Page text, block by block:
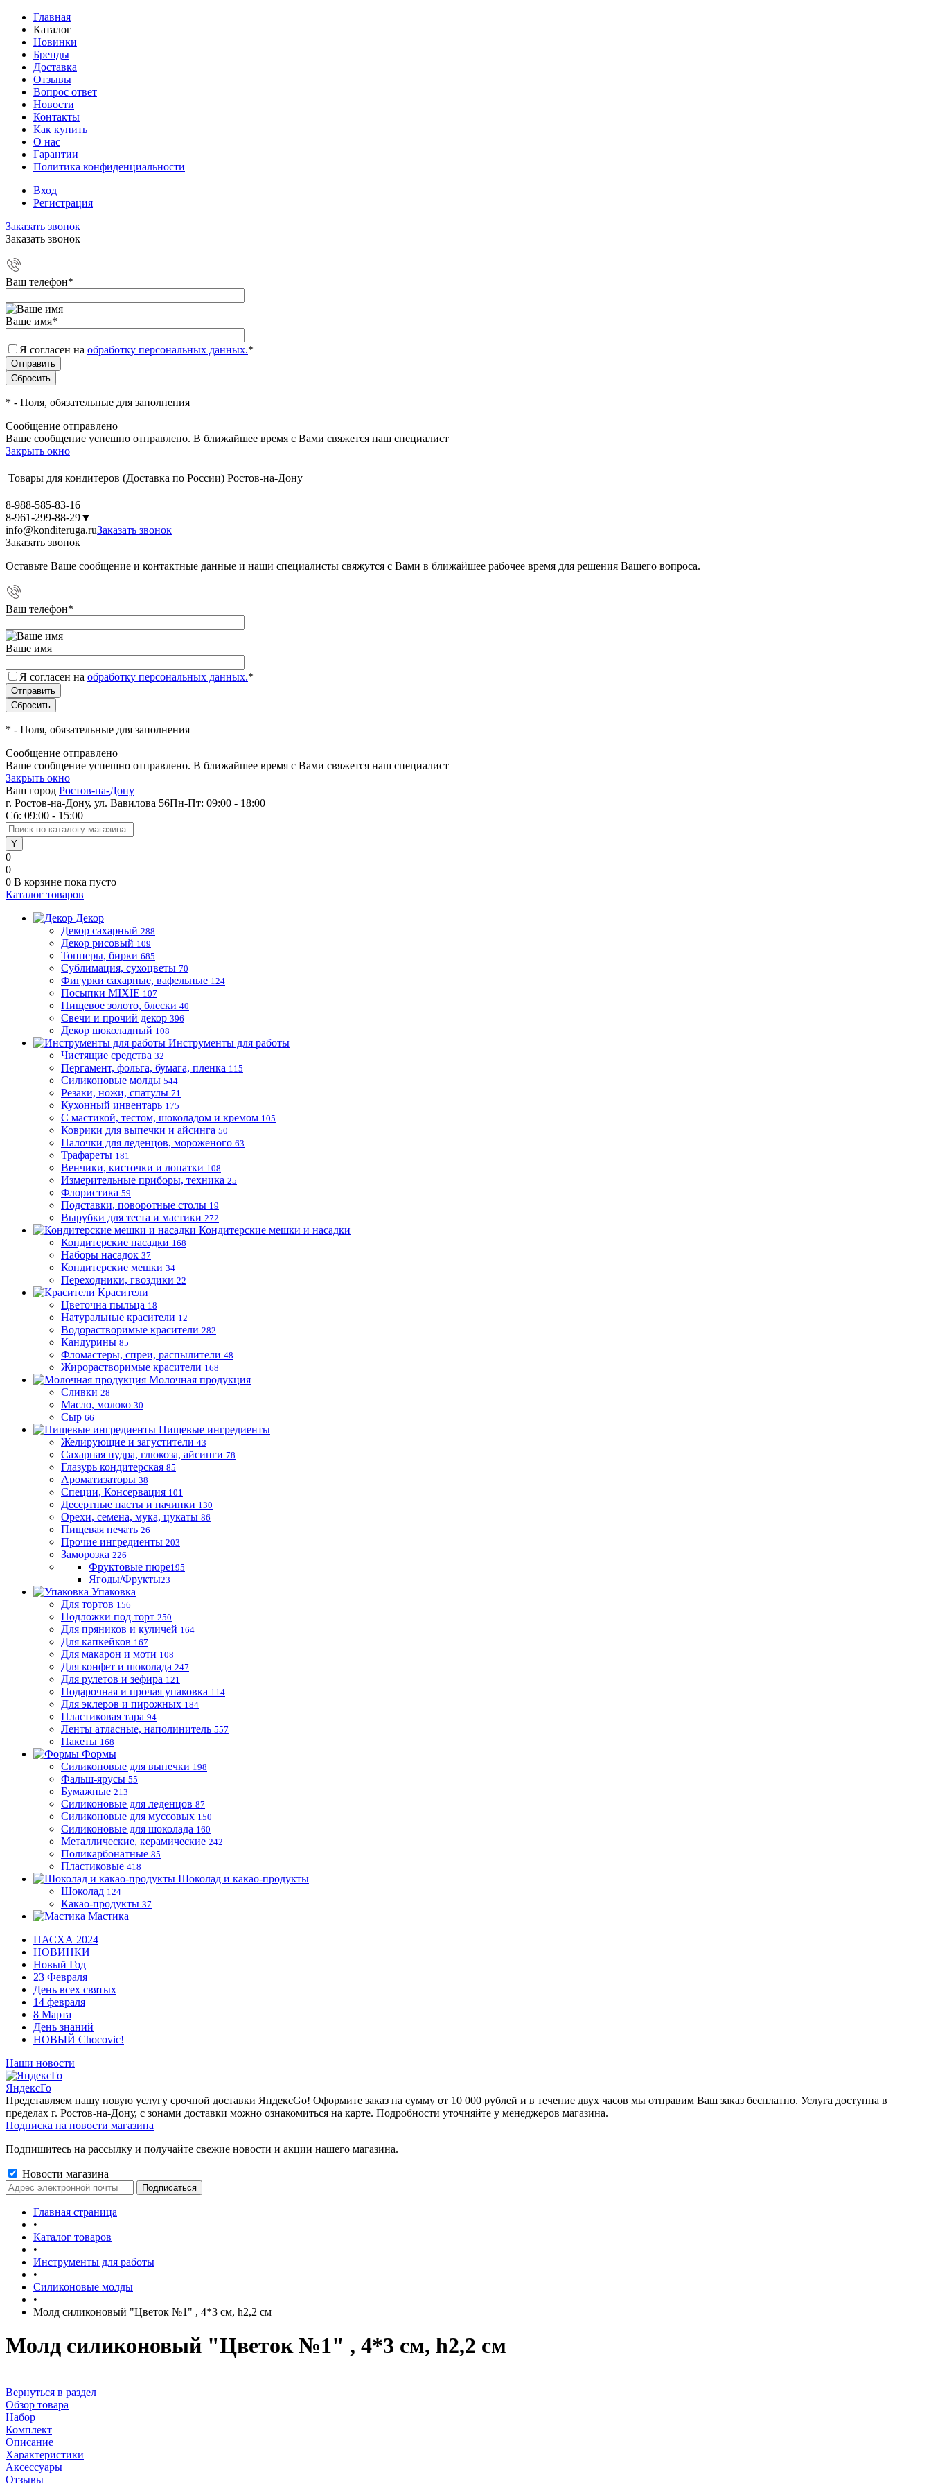
Главная
Каталог
Новинки
Бренды
Доставка
Отзывы
Вопрос ответ
Новости
Контакты
Как купить
О нас
Гарантии
Политика конфиденциальности
Вход
Регистрация
Заказать звонок
Заказать звонок
Ваш телефон*
Ваше имя*
Я согласен на обработку персональных данных.*
* - Поля, обязательные для заполнения
Сообщение отправлено
Ваше сообщение успешно отправлено. В ближайшее время с Вами свяжется наш специалист
Закрыть окно
Товары для кондитеров (Доставка по России) Ростов-на-Дону
8-988-585-83-16
8-961-299-88-29▼
info@konditeruga.ruЗаказать звонок
Заказать звонок
Оставьте Ваше сообщение и контактные данные и наши специалисты свяжутся с Вами в ближайшее рабочее время для решения Вашего вопроса.
Ваш телефон*
Ваше имя
Я согласен на обработку персональных данных.*
* - Поля, обязательные для заполнения
Сообщение отправлено
Ваше сообщение успешно отправлено. В ближайшее время с Вами свяжется наш специалист
Закрыть окно
Ваш город Ростов-на-Дону
г. Ростов-на-Дону, ул. Вавилова 56Пн-Пт: 09:00 - 18:00
Сб: 09:00 - 15:00
0
0
0 В корзине пока пусто
Каталог товаров
Декор
Декор сахарный 288
Декор рисовый 109
Топперы, бирки 685
Сублимация, сухоцветы 70
Фигурки сахарные, вафельные 124
Посыпки MIXIE 107
Пищевое золото, блески 40
Свечи и прочий декор 396
Декор шоколадный 108
Инструменты для работы
Чистящие средства 32
Пергамент, фольга, бумага, пленка 115
Силиконовые молды 544
Резаки, ножи, спатулы 71
Кухонный инвентарь 175
С мастикой, тестом, шоколадом и кремом 105
Коврики для выпечки и айсинга 50
Палочки для леденцов, мороженого 63
Трафареты 181
Венчики, кисточки и лопатки 108
Измерительные приборы, техника 25
Флористика 59
Подставки, поворотные столы 19
Вырубки для теста и мастики 272
Кондитерские мешки и насадки
Кондитерские насадки 168
Наборы насадок 37
Кондитерские мешки 34
Переходники, гвоздики 22
Красители
Цветочна пыльца 18
Натуральные красители 12
Водорастворимые красители 282
Кандурины 85
Фломастеры, спреи, распылители 48
Жирорастворимые красители 168
Молочная продукция
Сливки 28
Масло, молоко 30
Сыр 66
Пищевые ингредиенты
Желирующие и загустители 43
Сахарная пудра, глюкоза, айсинги 78
Глазурь кондитерская 85
Ароматизаторы 38
Специи, Консервация 101
Десертные пасты и начинки 130
Орехи, семена, мука, цукаты 86
Пищевая печать 26
Прочие ингредиенты 203
Заморозка 226
Фруктовые пюре195
Ягоды/Фрукты23
Упаковка
Для тортов 156
Подложки под торт 250
Для пряников и куличей 164
Для капкейков 167
Для макарон и моти 108
Для конфет и шоколада 247
Для рулетов и зефира 121
Подарочная и прочая упаковка 114
Для эклеров и пирожных 184
Пластиковая тара 94
Ленты атласные, наполинитель 557
Пакеты 168
Формы
Силиконовые для выпечки 198
Фальш-ярусы 55
Бумажные 213
Силиконовые для леденцов 87
Силиконовые для муссовых 150
Силиконовые для шоколада 160
Металлические, керамические 242
Поликарбонатные 85
Пластиковые 418
Шоколад и какао-продукты
Шоколад 124
Какао-продукты 37
Мастика
ПАСХА 2024
НОВИНКИ
Новый Год
23 Февраля
День всех святых
14 февраля
8 Марта
День знаний
НОВЫЙ Chocovic!
Наши новости
ЯндексГо
Представляем нашу новую услугу срочной доставки ЯндексGo! Оформите заказ на сумму от 10 000 рублей и в течение двух часов мы отправим Ваш заказ бесплатно. Услуга доступна в
пределах г. Ростов-на-Дону, с зонами доставки можно ознакомиться на карте. Подробности уточняйте у менеджеров магазина.
Подписка на новости магазина
Подпишитесь на рассылку и получайте свежие новости и акции нашего магазина.
Новости магазина
Главная страница
•
Каталог товаров
•
Инструменты для работы
•
Силиконовые молды
•
Молд силиконовый "Цветок №1" , 4*3 см, h2,2 см
Молд силиконовый "Цветок №1" , 4*3 см, h2,2 см
Вернуться в раздел
Обзор товара
Набор
Комплект
Описание
Характеристики
Аксессуары
Отзывы